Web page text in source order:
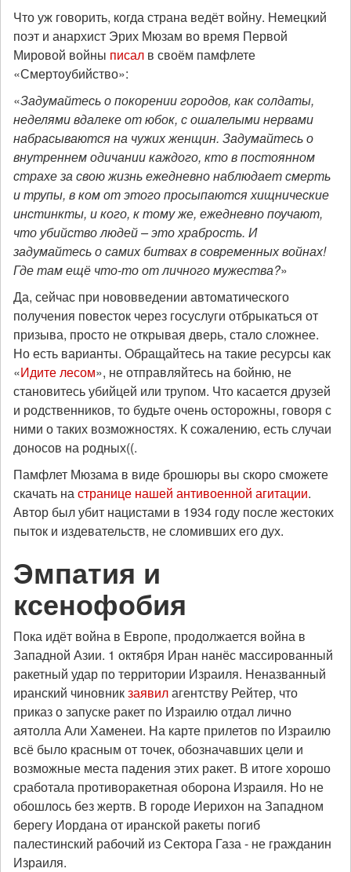
Что уж говорить, когда страна ведёт войну. Немецкий
поэт и анархист Эрих Мюзам во время Первой
Мировой войны писал в своём памфлете
«Смертоубийство»:
«Задумайтесь о покорении городов, как солдаты,
неделями вдалеке от юбок, с ошалелыми нервами
набрасываются на чужих женщин. Задумайтесь о
внутреннем одичании каждого, кто в постоянном
страхе за свою жизнь ежедневно наблюдает смерть
и трупы, в ком от этого просыпаются хищнические
инстинкты, и кого, к тому же, ежедневно поучают,
что убийство людей – это храбрость. И
задумайтесь о самих битвах в современных войнах!
Где там ещё что-то от личного мужества?»
Да, сейчас при нововведении автоматического
получения повесток через госуслуги отбрыкаться от
призыва, просто не открывая дверь, стало сложнее.
Но есть варианты. Обращайтесь на такие ресурсы как
«Идите лесом», не отправляйтесь на бойню, не
становитесь убийцей или трупом. Что касается друзей
и родственников, то будьте очень осторожны, говоря с
ними о таких возможностях. К сожалению, есть случаи
доносов на родных((.
Памфлет Мюзама в виде брошюры вы скоро сможете
скачать настранице нашей антивоенной агитации.
Автор был убит нацистами в 1934 году после жестоких
пыток и издевательств, не сломивших его дух.
Эмпатия и
ксенофобия
Пока идёт война в Европе, продолжается война в
Западной Азии. 1 октября Иран нанёс массированный
ракетный удар по территории Израиля. Неназванный
иранский чиновникзаявилагентству Рейтер, что
приказ о запуске ракет по Израилю отдал лично
аятолла Али Хаменеи. На карте прилетов по Израилю
всё было красным от точек, обозначавших цели и
возможные места падения этих ракет. В итоге хорошо
сработала противоракетная оборона Израиля. Но не
обошлось без жертв. В городе Иерихон на Западном
берегу Иордана от иранской ракеты погиб
палестинский рабочий из Сектора Газа - не гражданин
Израиля.